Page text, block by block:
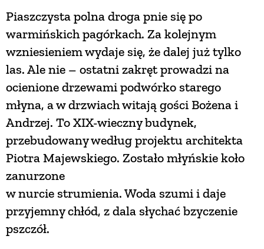
Piaszczysta polna droga pnie się po
warmińskich pagórkach. Za kolejnym
wzniesieniem wydaje się, że dalej już tylko
las. Ale nie – ostatni zakręt prowadzi na
ocienione drzewami podwórko starego
młyna, a w drzwiach witają gości Bożena i
Andrzej. To XIX-wieczny budynek,
przebudowany według projektu architekta
Piotra Majewskiego. Zostało młyńskie koło
zanurzone
w nurcie strumienia. Woda szumi i daje
przyjemny chłód, z dala słychać bzyczenie
pszczół.